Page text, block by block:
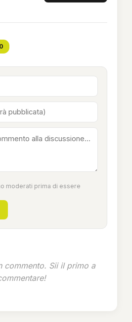
0
moderati prima di essere
commento. Sii il primo a